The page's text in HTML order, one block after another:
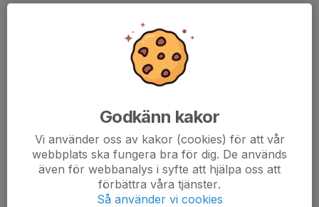
Atlantvägen 8
833200-0820
Godkänn kakor
Vi använder oss av kakor (cookies) för att vår
webbplats ska fungera bra för dig. De används
även för webbanalys i syfte att hjälpa oss att
förbättra våra tjänster.
Så använder vi cookies